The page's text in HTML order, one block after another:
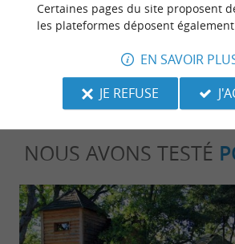
dernière mise à jour :03/
Source :Evènement
NOUS AVONS TESTÉ
Certaines pages du site proposent
les plateformes déposent
EN SAVOIR
JE REFUSE